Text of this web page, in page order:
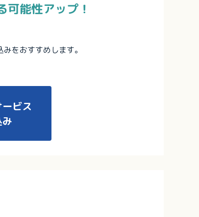
能性アップ！
をおすすめします。
ビス